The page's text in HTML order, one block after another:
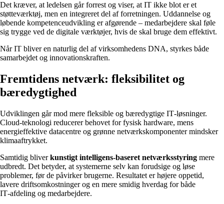
Det kræver, at ledelsen går forrest og viser, at IT ikke blot er et
støtteværktøj, men en integreret del af forretningen. Uddannelse og
løbende kompetenceudvikling er afgørende – medarbejdere skal føle
sig trygge ved de digitale værktøjer, hvis de skal bruge dem effektivt.
Når IT bliver en naturlig del af virksomhedens DNA, styrkes både
samarbejdet og innovationskraften.
Fremtidens netværk: fleksibilitet og
bæredygtighed
Udviklingen går mod mere fleksible og bæredygtige IT‑løsninger.
Cloud‑teknologi reducerer behovet for fysisk hardware, mens
energieffektive datacentre og grønne netværkskomponenter mindsker
klimaaftrykket.
Samtidig bliverkunstigt intelligens‑baseret netværksstyring mere
udbredt. Det betyder, at systemerne selv kan forudsige og løse
problemer, før de påvirker brugerne. Resultatet er højere oppetid,
lavere driftsomkostninger og en mere smidig hverdag for både
IT‑afdeling og medarbejdere.